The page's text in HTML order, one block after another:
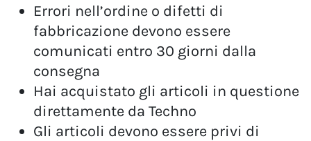
Errori nell’ordine o difetti di
fabbricazione devono essere
comunicati entro 30 giorni dalla
consegna
Hai acquistato gli articoli in questione
direttamente da Techno
Gli articoli devono essere privi di